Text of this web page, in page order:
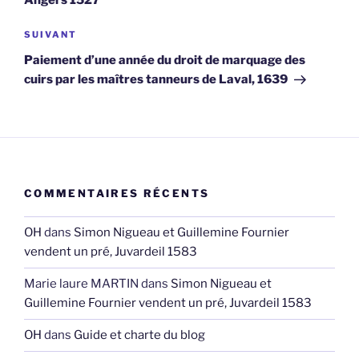
Article
suivant
SUIVANT
Paiement d’une année du droit de marquage des
cuirs par les maîtres tanneurs de Laval, 1639
COMMENTAIRES RÉCENTS
OH dans Simon Nigueau et Guillemine Fournier
vendent un pré, Juvardeil 1583
Marie laure MARTIN dans Simon Nigueau et
Guillemine Fournier vendent un pré, Juvardeil 1583
OH dans Guide et charte du blog